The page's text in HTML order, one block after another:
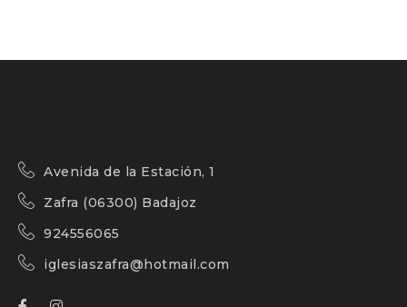
Avenida de la Estación, 1
Zafra (06300) Badajoz
924556065
iglesiaszafra@hotmail.com